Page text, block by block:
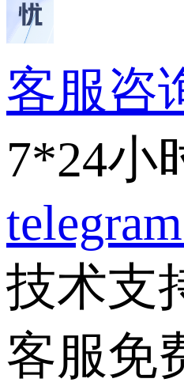
客服咨
7*24小
telegram
技术支
客服免